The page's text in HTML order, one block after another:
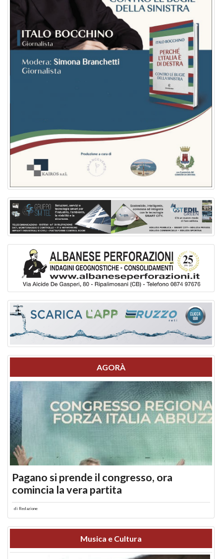
AGORÀ
Pagano si prende il congresso, ora
comincia la vera partita
di Redazione
Musica e Cultura